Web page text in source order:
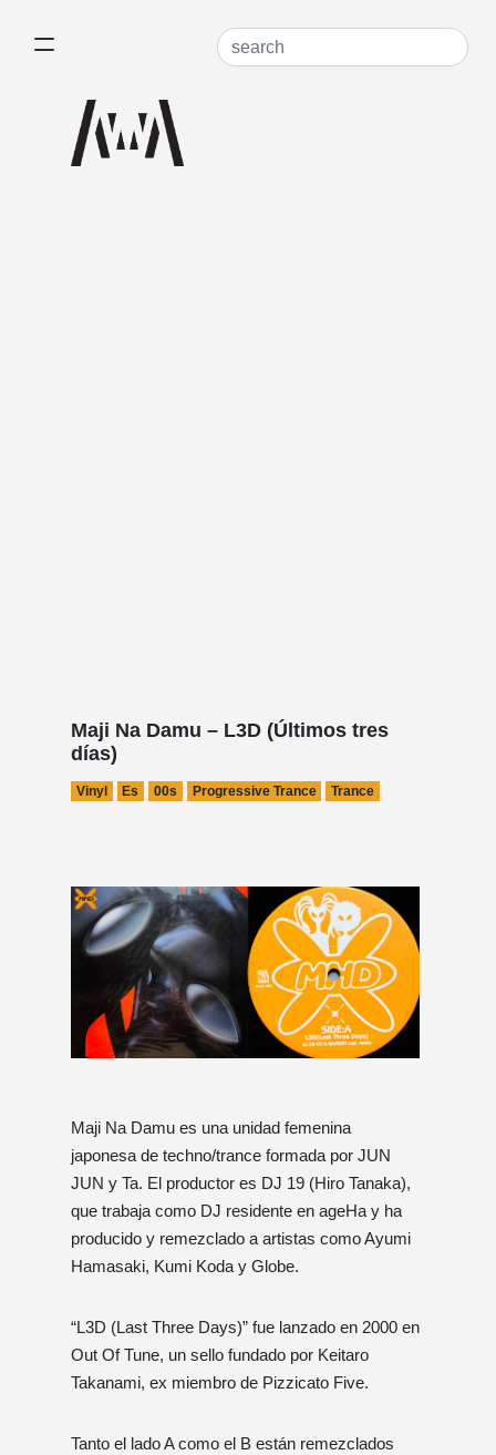
Maji Na Damu – L3D (Últimos tres
días)
Vinyl Es 00s Progressive Trance Trance
Maji Na Damu es una unidad femenina
japonesa de techno/trance formada por JUN
JUN y Ta. El productor es DJ 19 (Hiro Tanaka),
que trabaja como DJ residente en ageHa y ha
producido y remezclado a artistas como Ayumi
Hamasaki, Kumi Koda y Globe.
“L3D (Last Three Days)” fue lanzado en 2000 en
Out Of Tune, un sello fundado por Keitaro
Takanami, ex miembro de Pizzicato Five.
Tanto el lado A como el B están remezclados